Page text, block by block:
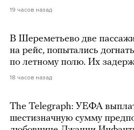
19 часов назад
В Шереметьево две
на рейс, попытались
по летному полю. Их
18 часов назад
The Telegraph: УЕФА
шестизначную сумму